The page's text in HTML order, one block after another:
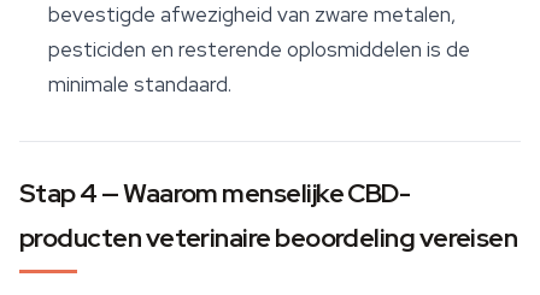
bevestigde afwezigheid van zware metalen,
pesticiden en resterende oplosmiddelen is de
minimale standaard.
Stap 4 — Waarom menselijke CBD-
producten veterinaire beoordeling vereisen